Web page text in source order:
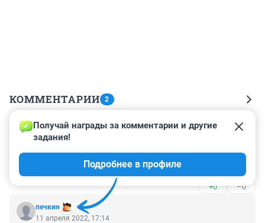
КОММЕНТАРИИ 2
Гость
16 декабря 2024, 11:21
Бред, кончатся деньги на зп и кончится
+0 –0
печкин
Получай награды за комментарии и другие
задания!
Подробнее в профиле
11 апреля 2022, 17:14